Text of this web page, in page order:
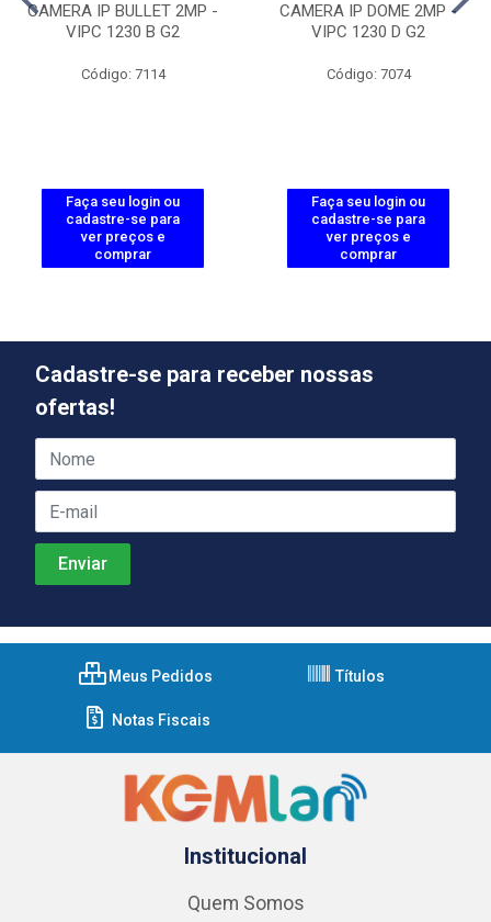
CAMERA IP BULLET 2MP -
VIPC 1230 B G2
Código: 7114
Faça seu login ou
cadastre-se para
ver preços e
comprar
CAMERA IP DOME 2MP -
VIPC 1230 D G2
Código: 7074
Faça seu login ou
cadastre-se para
ver preços e
comprar
Cadastre-se para receber nossas
ofertas!
Meus Pedidos Títulos
Notas Fiscais
Institucional
Quem Somos